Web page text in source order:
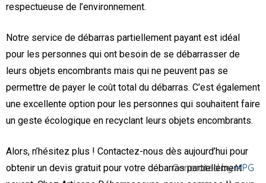
respectueuse de l’environnement.
Notre service de débarras partiellement payant est idéal
pour les personnes qui ont besoin de se débarrasser de
leurs objets encombrants mais qui ne peuvent pas se
permettre de payer le coût total du débarras. C’est également
une excellente option pour les personnes qui souhaitent faire
un geste écologique en recyclant leurs objets encombrants.
Alors, n’hésitez plus ! Contactez-nous dès aujourd’hui pour
obtenir un devis gratuit pour votre débarras partiellement
Generated byMPG